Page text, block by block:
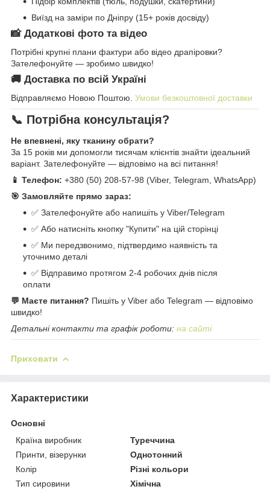
Виїзд на заміри по Дніпру (15+ років досвіду)
📸 Додаткові фото та відео
Потрібні крупні плани фактури або відео драпіровки?
Зателефонуйте — зробимо швидко!
🚚 Доставка по всій Україні
Відправляємо Новою Поштою. Умови безкоштовної доставки
📞 Потрібна консультація?
Не впевнені, яку тканину обрати?
За 15 років ми допомогли тисячам клієнтів знайти ідеальний
варіант. Зателефонуйте — відповімо на всі питання!
📱 Телефон: +380 (50) 208-57-98 (Viber, Telegram, WhatsApp)
🎯 Замовляйте прямо зараз:
✅ Зателефонуйте або напишіть у Viber/Telegram
✅ Або натисніть кнопку "Купити" на цій сторінці
✅ Ми передзвонимо, підтвердимо наявність та
уточнимо деталі
✅ Відправимо протягом 2-4 робочих днів після
оплати
💬 Маєте питання? Пишіть у Viber або Telegram — відповімо
швидко!
Детальні контакти та графік роботи: на сайті
Приховати
Характеристики
Основні
Країна виробник
Туреччина
Принти, візерунки
Однотонний
Колір
Різні кольори
Тип сировини
Хімічна